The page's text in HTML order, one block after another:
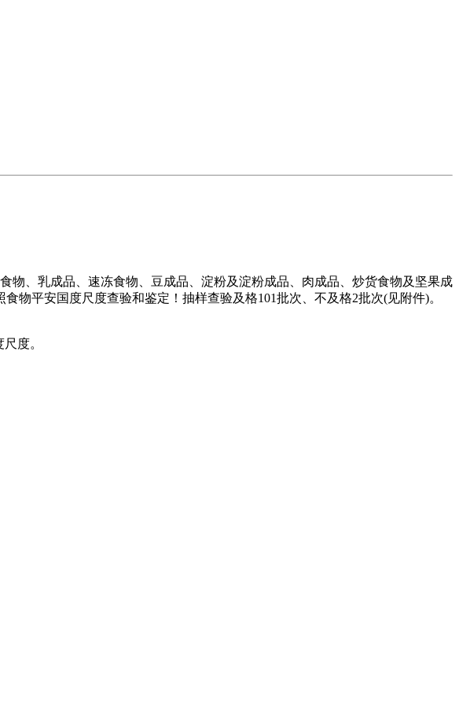
、乳成品、速冻食物、豆成品、淀粉及淀粉成品、肉成品、炒货食物及坚果成
物平安国度尺度查验和鉴定！抽样查验及格101批次、不及格2批次(见附件)。
度。